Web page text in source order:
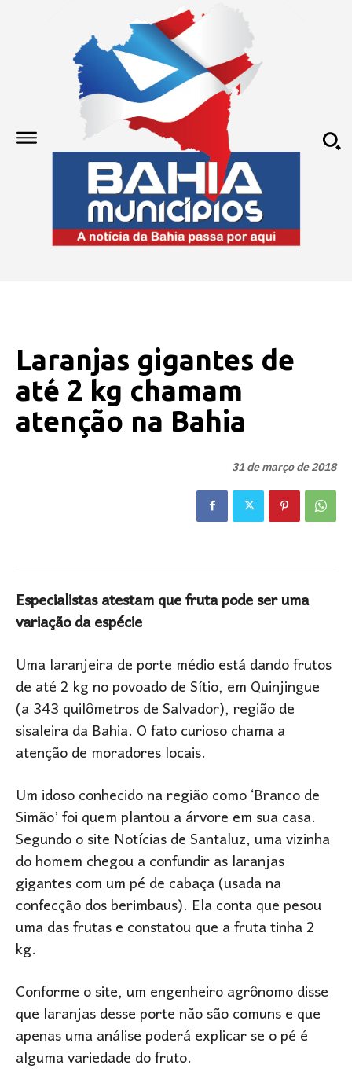
Laranjas gigantes de
até 2 kg chamam
atenção na Bahia
31 de março de 2018
Especialistas atestam que fruta pode ser uma
variação da espécie
Uma laranjeira de porte médio está dando frutos
de até 2 kg no povoado de Sítio, em Quinjingue
(a 343 quilômetros de Salvador), região de
sisaleira da Bahia. O fato curioso chama a
atenção de moradores locais.
Um idoso conhecido na região como ‘Branco de
Simão’ foi quem plantou a árvore em sua casa.
Segundo o site Notícias de Santaluz, uma vizinha
do homem chegou a confundir as laranjas
gigantes com um pé de cabaça (usada na
confecção dos berimbaus). Ela conta que pesou
uma das frutas e constatou que a fruta tinha 2
kg.
Conforme o site, um engenheiro agrônomo disse
que laranjas desse porte não são comuns e que
apenas uma análise poderá explicar se o pé é
alguma variedade do fruto.